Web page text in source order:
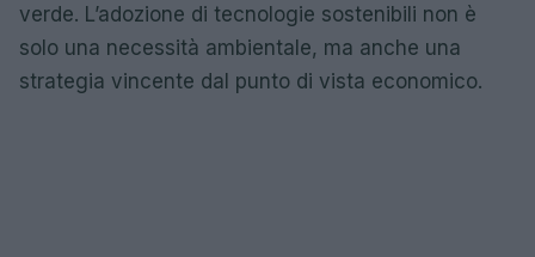
verde. L’adozione di tecnologie sostenibili non è
solo una necessità ambientale, ma anche una
strategia vincente dal punto di vista economico.